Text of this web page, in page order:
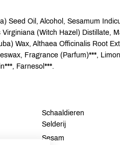
Seed Oil, Alcohol, Sesamum
(Witch Hazel) Distillate,
Wax, Althaea Officinalis Root
Fragrance (Parfum)***,
Farnesol***.
Schaaldieren
Selderij
Sesam